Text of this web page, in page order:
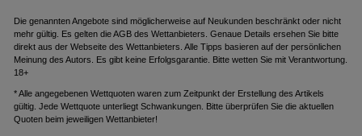
Die genannten Angebote sind möglicherweise auf Neukunden beschränkt oder nicht
mehr gültig. Es gelten die AGB des Wettanbieters. Genaue Details ersehen Sie bitte
direkt aus der Webseite des Wettanbieters. Alle Tipps basieren auf der persönlichen
Meinung des Autors. Es gibt keine Erfolgsgarantie. Bitte wetten Sie mit Verantwortung.
18+
* Alle angegebenen Wettquoten waren zum Zeitpunkt der Erstellung des Artikels
gültig. Jede Wettquote unterliegt Schwankungen. Bitte überprüfen Sie die aktuellen
Quoten beim jeweiligen Wettanbieter!